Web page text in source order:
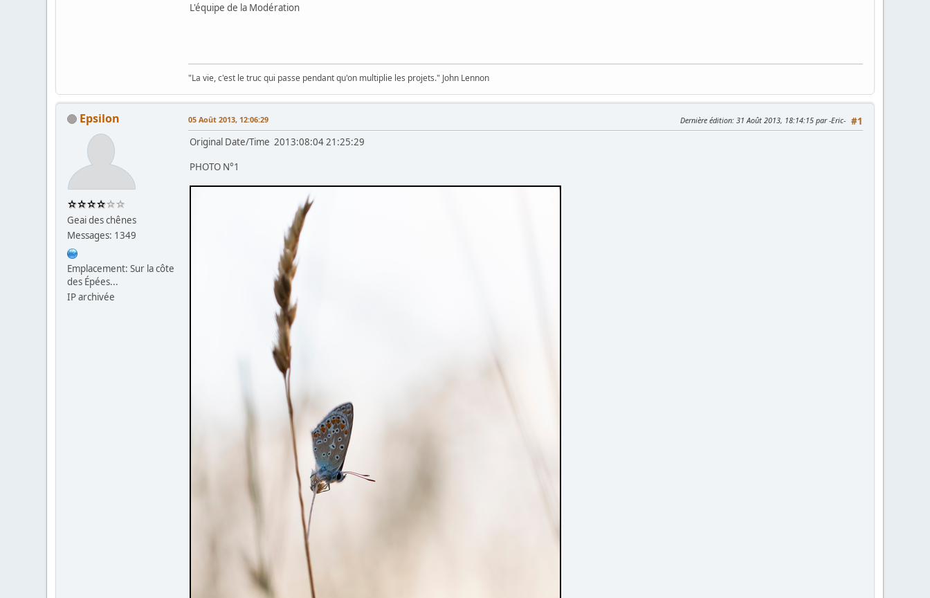
L'équipe de la Modération
"La vie, c'est le truc qui passe pendant qu'on multiplie les projets." John Lennon
Epsilon
Geai des chênes
Messages: 1349
Emplacement: Sur la côte
des Épées...
IP archivée
#1
05 Août 2013, 12:06:29 Dernière édition: 31 Août 2013, 18:14:15 par -Eric-
Original Date/Time 2013:08:04 21:25:29
PHOTO N°1